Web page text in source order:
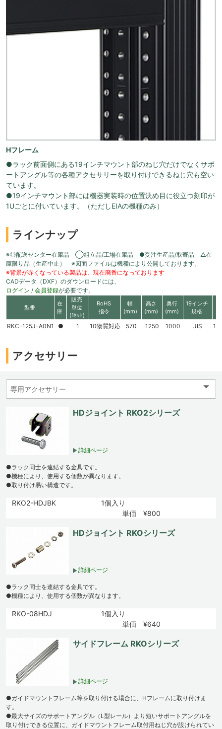
Hフレーム
●ラック前面側にある19インチマウント部のねじ穴だけでなくサポ
ートアングル等の各種アクセサリーを取り付けできるねじ穴も空い
ています。
●19インチマウント部には機器実装時の位置決め目に役立つ刻印が
1Uごとに付いています。（ただしEIAの機種のみ）
ラインナップ
※◎配送センター在庫品 ◯組立品/工場在庫品 ●受注生産品/取寄品 △在
庫限り品（生産中止） ※図面ファイルは機種により公開しております。
※背景が赤くなっている製品は、現在廃番になっております
CADデータ（DXF）のダウンロードには、
ログイン / 会員登録が必要です。
型番
在
庫
販売
単位
(1ｾｯﾄ)
RoHS
指令
幅
(mm)
高さ
(mm)
奥行
(mm)
19インチ
規格
RKC-125J-A0N1 ● 1 10物質対応 570 1250 1000 JIS
アクセサリー
HDジョイント RKO2シリーズ
詳細ページ
●ラック同士を連結する金具です。
●機種により、使用する個数が異なります。
●取り付け易い構造です。
RKO2-HDJBK
1個入り
単価 ¥800
HDジョイント RKOシリーズ
詳細ページ
●ラック同士を連結する金具です。
●機種により、使用する個数が異なります。
RKO-08HDJ
1個入り
単価 ¥640
サイドフレーム RKOシリーズ
詳細ページ
●ガイドマウントフレーム等を取り付ける場合に、Hフレームに取り付けま
す。
●最大サイズのサポートアングル（L型レール）より短いサポートアングルを
取り付けできる位置に、ガイドマウントフレーム取付用ねじ穴が設けられてい